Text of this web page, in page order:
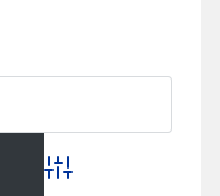
Advanced Search